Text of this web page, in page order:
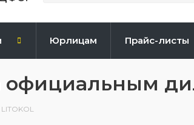
Юрлицам Прайс-листы
официальным